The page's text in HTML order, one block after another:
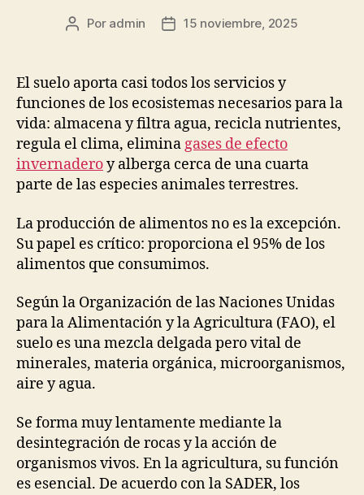
Autor
publicación
Por admin
Fecha
publicación
15 noviembre, 2025
El suelo aporta casi todos los servicios y
funciones de los ecosistemas necesarios para la
vida: almacena y filtra agua, recicla nutrientes,
regula el clima, eliminagases de efecto
invernaderoy alberga cerca de una cuarta
parte de las especies animales terrestres.
La producción de alimentos no es la excepción.
Su papel es crítico: proporciona el 95% de los
alimentos que consumimos.
Según la Organización de las Naciones Unidas
para la Alimentación y la Agricultura (FAO), el
suelo es una mezcla delgada pero vital de
minerales, materia orgánica, microorganismos,
aire y agua.
Se forma muy lentamente mediante la
desintegración de rocas y la acción de
organismos vivos. En la agricultura, su función
es esencial. De acuerdo con la SADER, los